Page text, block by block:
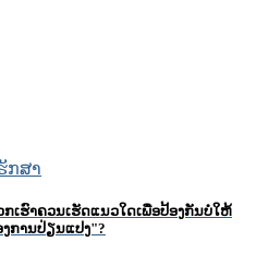
ກ​ເຮົາ​ຄວນ​ເຮັດ​ແນວ​ໃດ​ເພື່ອ​ປ້ອງ​ກັນ​ບໍ່​ໃຫ້
ການ​ປ່ຽນ​ແປງ​"​?